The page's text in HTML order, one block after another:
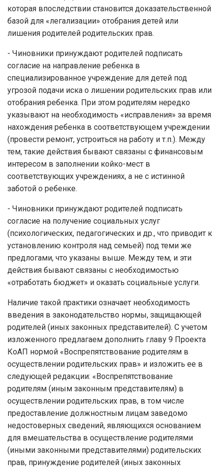
которая впоследствии становится доказательственной
базой для «легализации» отобрания детей или
лишения родителей родительских прав.
- Чиновники принуждают родителей подписать
согласие на направление ребенка в
специализированное учреждение для детей под
угрозой подачи иска о лишении родительских прав или
отобрания ребенка. При этом родителям нередко
указывают на необходимость «исправления» за время
нахождения ребенка в соответствующем учреждении
(провести ремонт, устроиться на работу и т.п.). Между
тем, такие действия бывают связаны с финансовым
интересом в заполнении койко-мест в
соответствующих учреждениях, а не с истинной
заботой о ребенке.
- Чиновники принуждают родителей подписать
согласие на получение социальных услуг
(психологических, педагогических и др., что приводит к
установлению контроля над семьей) под теми же
предлогами, что указаны выше. Между тем, и эти
действия бывают связаны с необходимостью
«отработать бюджет» и оказать социальные услуги.
Наличие такой практики означает необходимость
введения в законодательство нормы, защищающей
родителей (иных законных представителей). С учетом
изложенного предлагаем дополнить главу 9 Проекта
КоАП нормой «Воспрепятствование родителям в
осуществлении родительских прав» и изложить ее в
следующей редакции: «Воспрепятствование
родителям (иным законным представителям) в
осуществлении родительских прав, в том числе
предоставление должностным лицам заведомо
недостоверных сведений, являющихся основанием
для вмешательства в осуществление родителями
(иными законными представителями) родительских
прав, принуждение родителей (иных законных